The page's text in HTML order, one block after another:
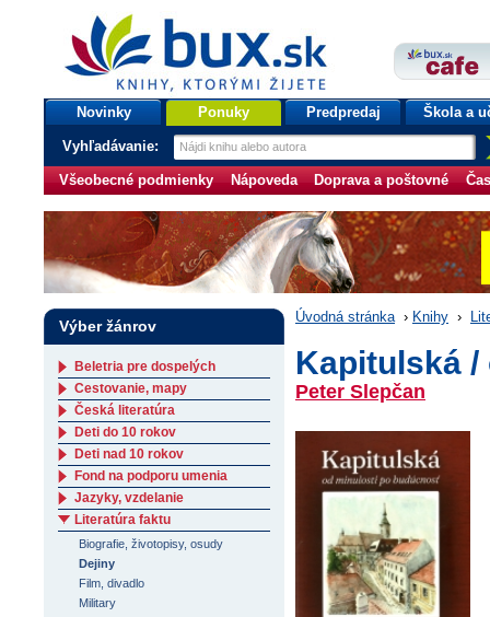
bux.sk
knihy, ktorými žijete
Úvodná stránka
Novinky Ponuky Predpredaj Škola a
Vyhľadávanie:
Všeobecné podmienky Nápoveda Doprava a poštovné
Úvodná stránka › Knihy ›
Kapitulská
Peter Slepčan
Výber žánrov
Beletria pre dospelých
Cestovanie, mapy
Česká literatúra
Deti do 10 rokov
Deti nad 10 rokov
Fond na podporu umenia
Jazyky, vzdelanie
Literatúra faktu
Biografie, životopisy, osudy
Dejiny
Film, divadlo
Military